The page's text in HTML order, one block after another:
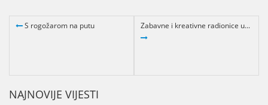
S rogožarom na putu Zabavne i kreativne radionice u...
NAJNOVIJE VIJESTI